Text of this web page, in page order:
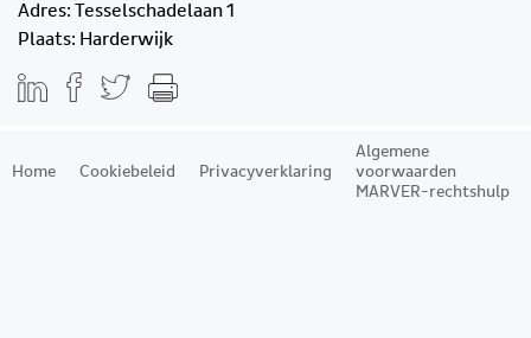
Adres: Tesselschadelaan 1
Plaats: Harderwijk
Home Cookiebeleid Privacyverklaring
Algemene
voorwaarden
MARVER-rechtshulp